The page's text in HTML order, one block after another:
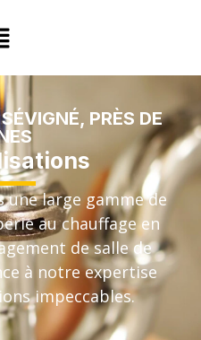
PRÈS DE
une large gamme de
au chauffage en
de salle de
à notre expertise
impeccables.